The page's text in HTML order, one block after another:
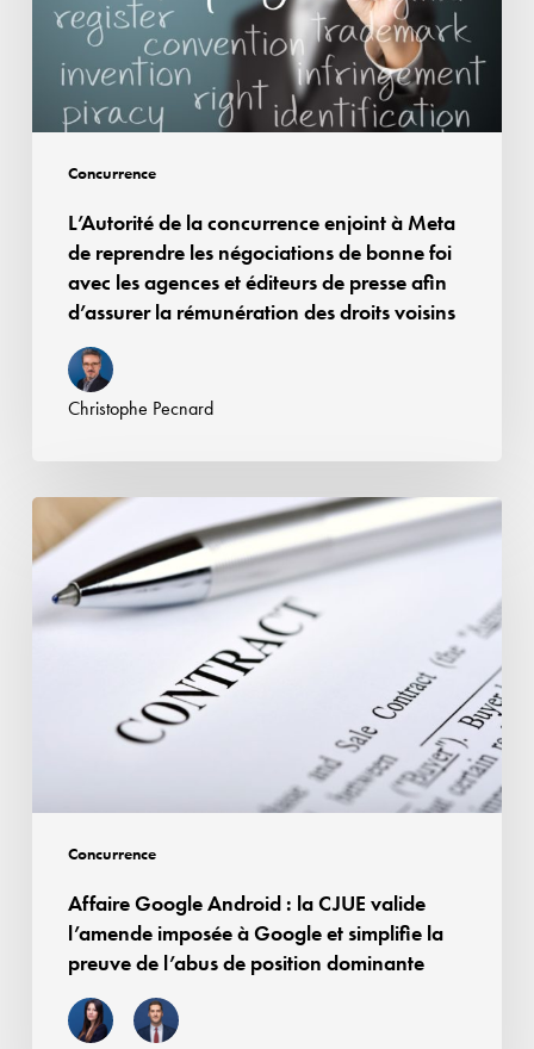
Concurrence
Meta
reprendre
les
négociations
bonne
agences
presse
afin
d’assurer
rémunération
L’Autorité de la concurrence enjoint à Meta
de reprendre les négociations de bonne foi
avec les agences et éditeurs de presse afin
d’assurer la rémunération des droits voisins
Christophe Pecnard
Concurrence
Google
Android
:
à
Google
simplifie
preuve
Affaire Google Android : la CJUE valide
l’amende imposée à Google et simplifie la
preuve de l’abus de position dominante